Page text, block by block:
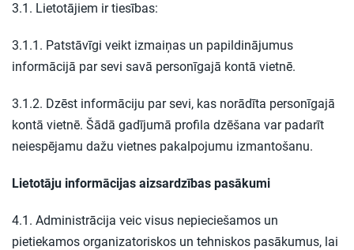
3.1. Lietotājiem ir tiesības:
3.1.1. Patstāvīgi veikt izmaiņas un papildinājumus
informācijā par sevi savā personīgajā kontā vietnē.
3.1.2. Dzēst informāciju par sevi, kas norādīta personīgajā
kontā vietnē. Šādā gadījumā profila dzēšana var padarīt
neiespējamu dažu vietnes pakalpojumu izmantošanu.
Lietotāju informācijas aizsardzības pasākumi
4.1. Administrācija veic visus nepieciešamos un
pietiekamos organizatoriskos un tehniskos pasākumus, lai